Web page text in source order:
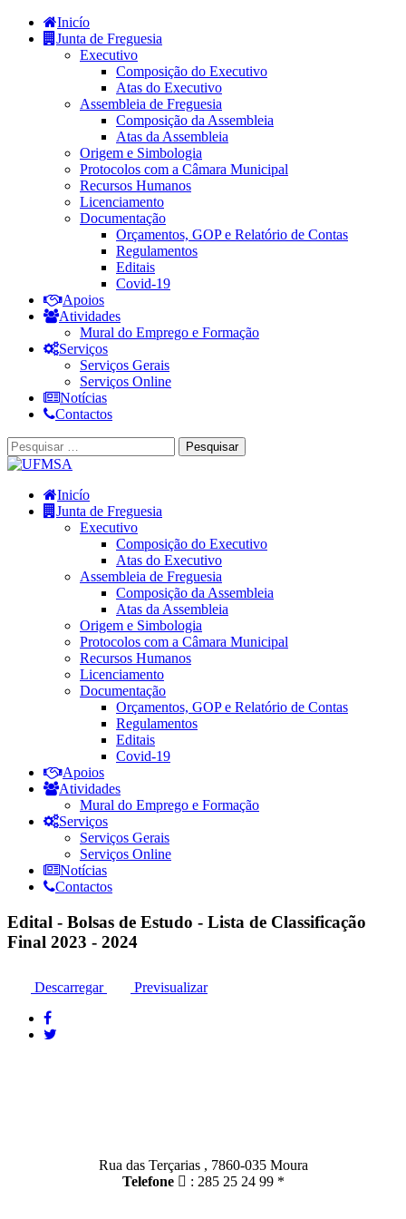
Inicío
Junta de Freguesia
Executivo
Composição do Executivo
Atas do Executivo
Assembleia de Freguesia
Composição da Assembleia
Atas da Assembleia
Origem e Simbologia
Protocolos com a Câmara Municipal
Recursos Humanos
Licenciamento
Documentação
Orçamentos, GOP e Relatório de Contas
Regulamentos
Editais
Covid-19
Apoios
Atividades
Mural do Emprego e Formação
Serviços
Serviços Gerais
Serviços Online
Notícias
Contactos
Inicío
Junta de Freguesia
Executivo
Composição do Executivo
Atas do Executivo
Assembleia de Freguesia
Composição da Assembleia
Atas da Assembleia
Origem e Simbologia
Protocolos com a Câmara Municipal
Recursos Humanos
Licenciamento
Documentação
Orçamentos, GOP e Relatório de Contas
Regulamentos
Editais
Covid-19
Apoios
Atividades
Mural do Emprego e Formação
Serviços
Serviços Gerais
Serviços Online
Notícias
Contactos
Edital - Bolsas de Estudo - Lista de Classificação
Final 2023 - 2024
Descarregar Previsualizar
Rua das Terçarias , 7860-035 Moura
Telefone
: 285 25 24 99 *